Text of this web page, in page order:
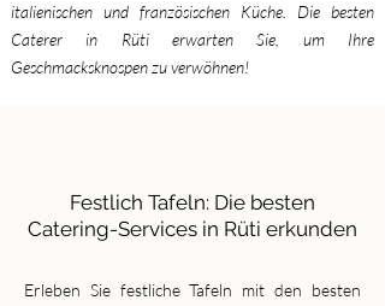
italienischen und französischen Küche. Die besten
Caterer in Rüti erwarten Sie, um Ihre
Geschmacksknospen zu verwöhnen!
Festlich Tafeln: Die besten
Catering-Services in Rüti erkunden
Erleben Sie festliche Tafeln mit den besten